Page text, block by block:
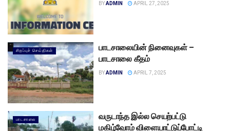
BYADMIN APRIL 27, 2025
சிறப்புச் செய்திகள்
பாடசாலையின் நினைவுகள் –
பாடசாலை கீதம்
BYADMIN APRIL 7, 2025
பாடசாலை
வருடாந்த இல்ல செயற்பட்டு
மகிழ்வோம் விளையாட்டுப்போட்டி